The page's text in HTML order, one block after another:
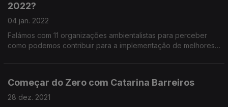
2022?
04 jan. 2022
Falámos com 11 organizações ambientalistas para perceber
como podemos contribuir para a implementação de melhores
Começar do Zero com Catarina Barreiros
28 dez. 2021